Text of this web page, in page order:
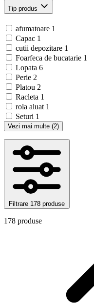
Tip produs
afumatoare 1
Capac 1
cutii depozitare 1
Foarfeca de bucatarie 1
Lopata 6
Perie 2
Platou 2
Racleta 1
rola aluat 1
Seturi 1
Vezi mai multe (2)
Filtrare 178 produse
178 produse